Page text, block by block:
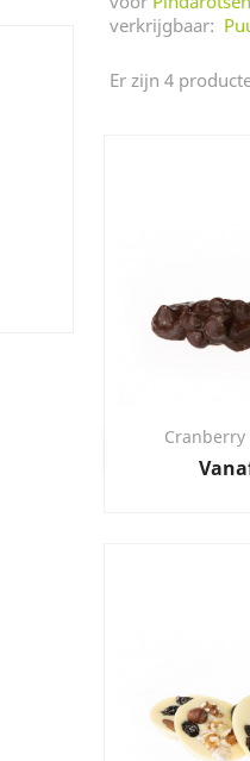
verkrijgbaar:
Er zijn 4
Cranberry
